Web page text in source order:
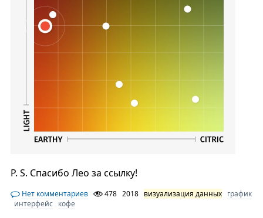
P. S. Спасибо Лео за ссылку!
Нет комментариев 478 2018 визуализация данных график
интерфейс кофе